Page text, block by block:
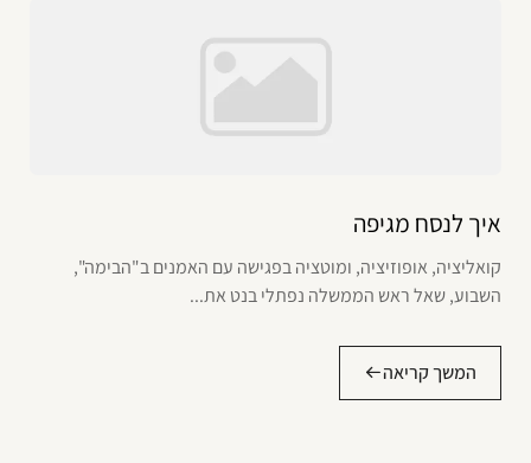
איך לנסח מגיפה
קואליציה, אופוזיציה, ומוטציה בפגישה עם האמנים ב"הבימה",
השבוע, שאל ראש הממשלה נפתלי בנט את...
המשך קריאה